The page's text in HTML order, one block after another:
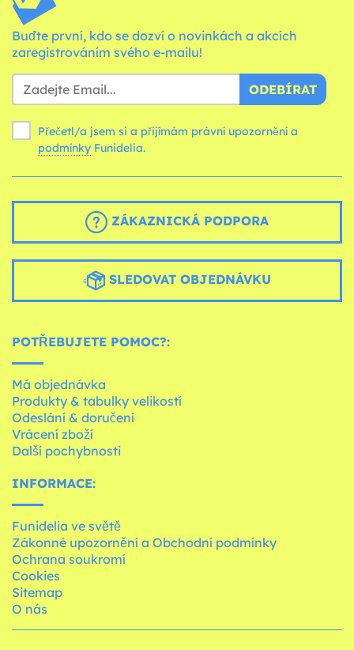
Buďte první, kdo se dozví o novinkách a akcích
zaregistrováním svého e-mailu!
ODEBÍRAT
Přečetl/a jsem si a přijímám právní upozornění a
podmínky Funidelia.
ZÁKAZNICKÁ PODPORA
SLEDOVAT OBJEDNÁVKU
POTŘEBUJETE POMOC?:
Má objednávka
Produkty & tabulky velikostí
Odeslání & doručení
Vrácení zboží
Další pochybnosti
INFORMACE:
Funidelia ve světě
Zákonné upozornění a Obchodní podmínky
Ochrana soukromí
Cookies
Sitemap
O nás